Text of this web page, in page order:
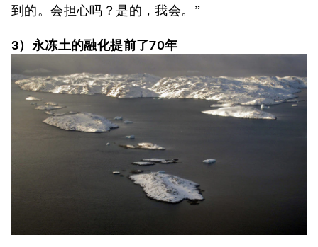
到的。会担心吗？是的，我会。”
3）永冻土的融化提前了70年